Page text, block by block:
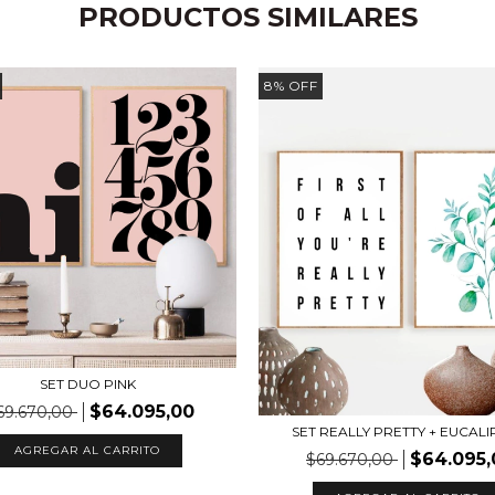
PRODUCTOS SIMILARES
SET DUO PINK
$64.095,00
AGREGAR AL CARRITO
8% OFF
SET REALLY PRETTY +
$69.670,00